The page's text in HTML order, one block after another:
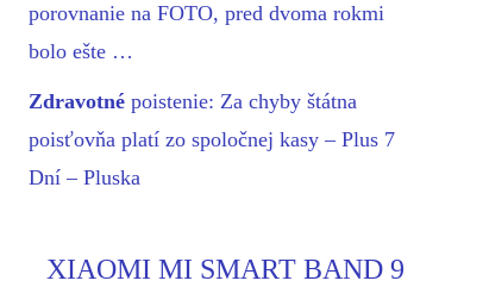
porovnanie na FOTO, pred dvoma rokmi
bolo ešte …
Zdravotné poistenie: Za chyby štátna
poisťovňa platí zo spoločnej kasy – Plus 7
Dní – Pluska
XIAOMI MI SMART BAND 9